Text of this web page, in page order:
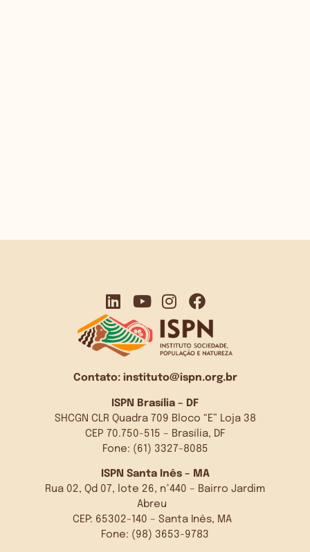
Contato: instituto@ispn.org.br
ISPN Brasília – DF
SHCGN CLR Quadra 709 Bloco “E” Loja 38
CEP 70.750-515 – Brasília, DF
Fone: (61) 3327-8085
ISPN Santa Inês – MA
Rua 02, Qd 07, lote 26, n°440 – Bairro Jardim
Abreu
CEP: 65302-140 – Santa Inês, MA
Fone: (98) 3653-9783